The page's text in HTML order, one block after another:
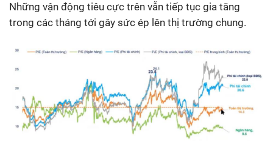
Những vận động tiêu cực trên vẫn tiếp tục gia tăng
trong các tháng tới gây sức ép lên thị trường chung.